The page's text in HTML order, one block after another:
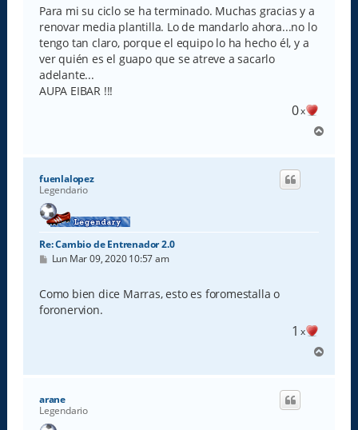
s
a
j
e
Para mi su ciclo se ha terminado. Muchas gracias y a
renovar media plantilla. Lo de mandarlo ahora...no lo
tengo tan claro, porque el equipo lo ha hecho él, y a
ver quién es el guapo que se atreve a sacarlo
adelante...
AUPA EIBAR !!!
0x
r
fuenlalopez
Legendario
Re: Cambio de Entrenador 2.0
M
s
a
j
Lun Mar 09, 2020 10:57 am
Como bien dice Marras, esto es foromestalla o
foronervion.
1 x
r
arane
Legendario